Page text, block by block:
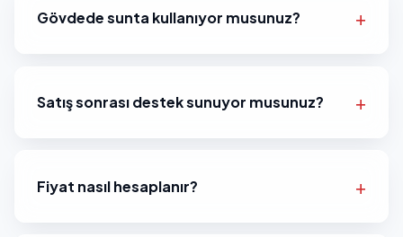
Gövdede sunta kullanıyor musunuz?
Satış sonrası destek sunuyor musunuz?
Fiyat nasıl hesaplanır?